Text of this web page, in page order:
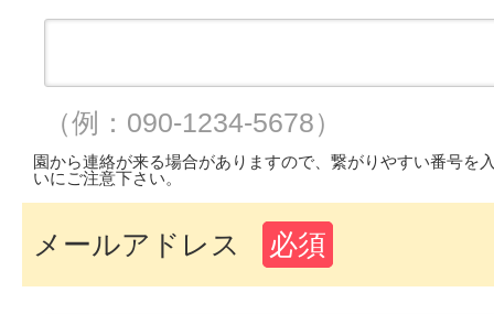
（例：090-1234-5678）
園から連絡が来る場合がありますので、繋がりやすい番号を
いにご注意下さい。
メールアドレス 必須